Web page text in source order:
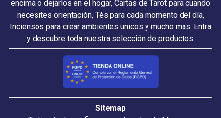
encima o dejarlos en el hogar, Cartas de Tarot para cuando
necesites orientación, Tés para cada momento del día,
Inciensos para crear ambientes únicos y mucho más. Entra
y descubre toda nuestra selección de productos.
Sitemap